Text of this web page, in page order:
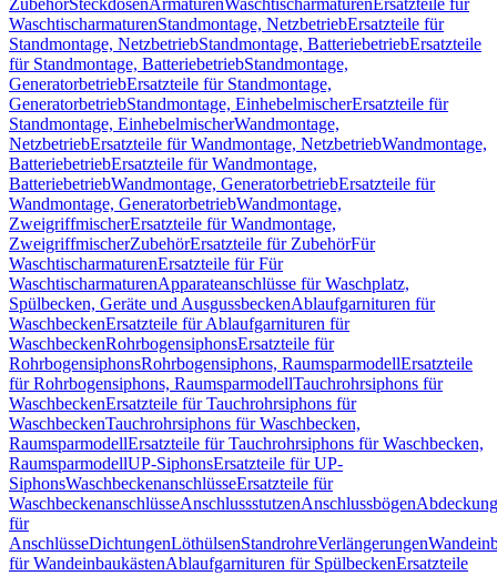
ZubehörSteckdosenArmaturenWaschtischarmaturen Ersatzteile für
WaschtischarmaturenStandmontage, NetzbetriebErsatzteile für
Standmontage, NetzbetriebStandmontage, BatteriebetriebErsatzteile
für Standmontage, BatteriebetriebStandmontage,
GeneratorbetriebErsatzteile für Standmontage,
GeneratorbetriebStandmontage, EinhebelmischerErsatzteile für
Standmontage, EinhebelmischerWandmontage,
NetzbetriebErsatzteile für Wandmontage, NetzbetriebWandmontage,
BatteriebetriebErsatzteile für Wandmontage,
BatteriebetriebWandmontage, GeneratorbetriebErsatzteile für
Wandmontage, GeneratorbetriebWandmontage,
ZweigriffmischerErsatzteile für Wandmontage,
ZweigriffmischerZubehörErsatzteile für ZubehörFür
WaschtischarmaturenErsatzteile für Für
WaschtischarmaturenApparateanschlüsse für Waschplatz,
Spülbecken, Geräte und AusgussbeckenAblaufgarnituren für
WaschbeckenErsatzteile für Ablaufgarnituren für
WaschbeckenRohrbogensiphonsErsatzteile für
RohrbogensiphonsRohrbogensiphons, RaumsparmodellErsatzteile
für Rohrbogensiphons, RaumsparmodellTauchrohrsiphons für
WaschbeckenErsatzteile für Tauchrohrsiphons für
WaschbeckenTauchrohrsiphons für Waschbecken,
RaumsparmodellErsatzteile für Tauchrohrsiphons für Waschbecken,
RaumsparmodellUP-SiphonsErsatzteile für UP-
SiphonsWaschbeckenanschlüsseErsatzteile für
WaschbeckenanschlüsseAnschlussstutzenAnschlussbögen
für
AnschlüsseDichtungenLöthülsenStandrohreVerlängerungen
für WandeinbaukästenAblaufgarnituren für SpülbeckenErsatzteile